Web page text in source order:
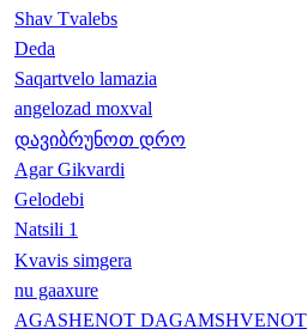
Shav Tvalebs
Deda
Saqartvelo lamazia
angelozad moxval
დავიბრუნოთ დრო
Agar Gikvardi
Gelodebi
Natsili 1
Kvavis simgera
nu gaaxure
AGASHENOT DAGAMSHVENOT